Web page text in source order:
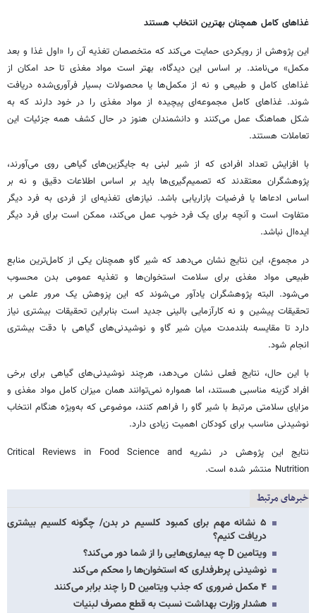
غذاهای کامل همچنان بهترین انتخاب هستند
این پژوهش از رویکردی حمایت می‌کند که متخصصان تغذیه آن را «اول غذا و بعد
مکمل» می‌نامند. بر اساس این دیدگاه، بهتر است مواد مغذی تا حد امکان از
غذاهای کامل و طبیعی و نه از مکمل‌ها یا محصولات بسیار فرآوری‌شده دریافت
شوند. غذاهای کامل مجموعه‌ای پیچیده از مواد مغذی را در خود دارند که به
شکل هماهنگ عمل می‌کنند و دانشمندان هنوز در حال کشف همه جزئیات این
تعاملات هستند.
با افزایش تعداد افرادی که از شیر لبنی به جایگزین‌های گیاهی روی می‌آورند،
پژوهشگران معتقدند که تصمیم‌گیری‌ها باید بر اساس اطلاعات دقیق و نه بر
اساس ادعاها یا فرضیات بازاریابی باشد. نیازهای تغذیه‌ای از فردی به فرد دیگر
متفاوت است و آنچه برای یک فرد خوب عمل می‌کند، ممکن است برای فرد دیگر
ایده‌ال نباشد.
در مجموع، این نتایج نشان می‌دهد که شیر گاو همچنان یکی از کامل‌ترین منابع
طبیعی مواد مغذی برای سلامت استخوان‌ها و تغذیه عمومی بدن محسوب
می‌شود. البته پژوهشگران یادآور می‌شوند که این پزوهش یک مرور علمی بر
تحقیقات پیشین و نه کارآزمایی بالینی جدید است بنابراین تحقیقات بیشتری نیاز
دارد تا مقایسه بلندمدت میان شیر گاو و نوشیدنی‌های گیاهی با دقت بیشتری
انجام شود.
با این حال، نتایج فعلی نشان می‌دهد، هرچند نوشیدنی‌های گیاهی برای برخی
افراد گزینه مناسبی هستند، اما همواره نمی‌توانند همان میزان کامل مواد مغذی و
مزایای سلامتی مرتبط با شیر گاو را فراهم کنند، موضوعی که به‌ویژه هنگام انتخاب
نوشیدنی مناسب برای کودکان اهمیت زیادی دارد.
نتایج این پژوهش در نشریه Critical Reviews in Food Science and
Nutrition منتشر شده است.
خبرهای مرتبط
۵ نشانه مهم برای کمبود کلسیم در بدن/ چگونه کلسیم بیشتری
دریافت کنیم؟
ویتامین D چه بیماری‌هایی را از شما دور می‌کند؟
نوشیدنی پرطرفداری که استخوان‌ها را محکم می‌کند
۴ مکمل ضروری که جذب ویتامین D را چند برابر می‌کنند
هشدار وزارت بهداشت نسبت به قطع مصرف لبنیات